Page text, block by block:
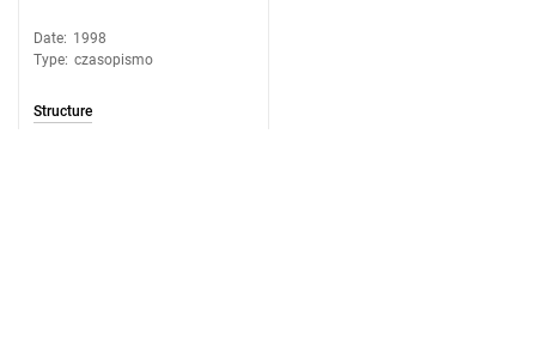
23
Tarnowskie Azoty : tygodnik. 1998, nr
Date: 1998
Type: czasopismo
Structure